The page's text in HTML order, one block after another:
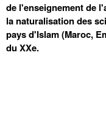
de l'enseignement de
la naturalisation des
pays d'Islam (Maroc,
du XXe.